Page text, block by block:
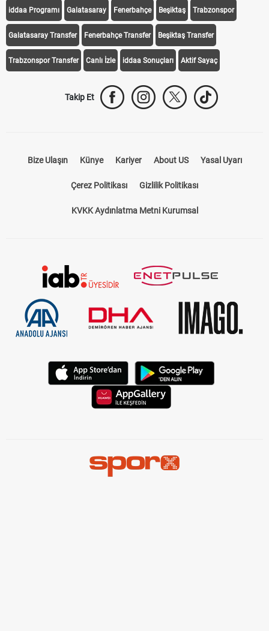
iddaa Programı Galatasaray Fenerbahçe Beşiktaş Trabzonspor
Galatasaray Transfer Fenerbahçe Transfer Beşiktaş Transfer
Trabzonspor Transfer Canlı İzle iddaa Sonuçları Aktif Sayaç
Takip Et
Bize Ulaşın Künye Kariyer About US Yasal Uyarı
Çerez Politikası Gizlilik Politikası
KVKK Aydınlatma Metni Kurumsal